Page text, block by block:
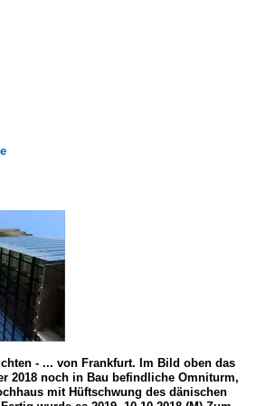
de Meuron
Nutzungen
- ... von Frankfurt. Im Bild oben das
2018 noch in Bau befindliche Omniturm,
mit Hüftschwung des dänischen